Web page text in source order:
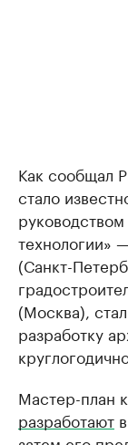
Как сообщал
стало
технологии»
(Санкт-
(Москва),
разработку
Мастер-план
разработают